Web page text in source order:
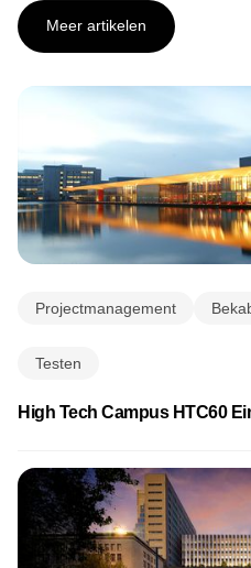
Meer artikelen
Projectmanagement
Testen
High Tech Campus HTC60